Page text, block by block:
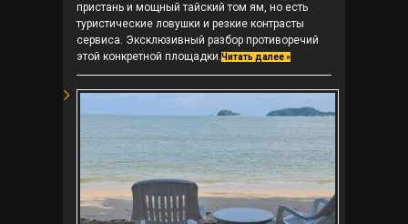
пристань и мощный тайский том ям, но есть
туристические ловушки и резкие контрасты
сервиса. Эксклюзивный разбор противоречий
этой конкретной площадки.Читать далее »